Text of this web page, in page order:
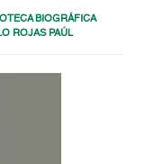
BIOGRÁFICA
ROJAS PAÚL